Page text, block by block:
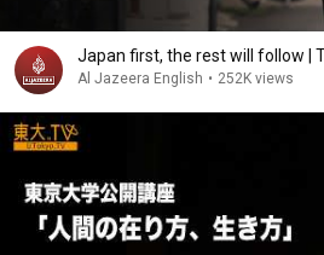
Japan first, the rest will follow |
Al Jazeera English • 252K views